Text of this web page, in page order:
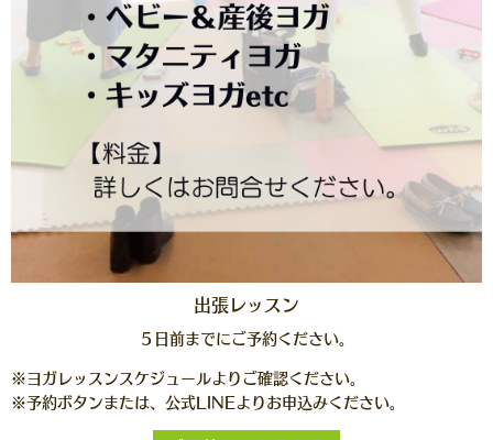
出張レッスン
５日前までにご予約ください。
※ヨガレッスンスケジュールよりご確認ください。
※予約ボタンまたは、公式LINEよりお申込みください。